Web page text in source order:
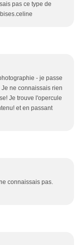
pas ce type de
- je passe
ne connaissais rien
Je trouve l'opercule
et en passant
connaissais pas.